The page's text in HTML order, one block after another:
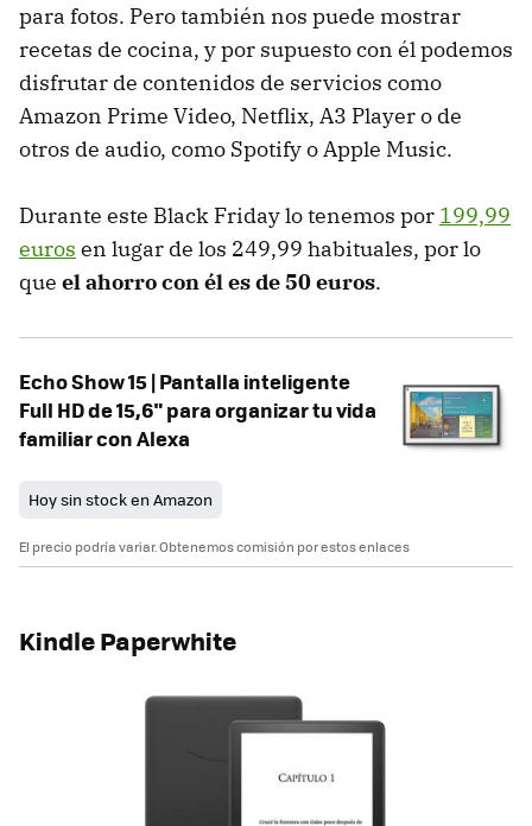
para fotos. Pero también nos puede mostrar
recetas de cocina, y por supuesto con él podemos
disfrutar de contenidos de servicios como
Amazon Prime Video, Netflix, A3 Player o de
otros de audio, como Spotify o Apple Music.
Durante este Black Friday lo tenemos por 199,99
euros en lugar de los 249,99 habituales, por lo
que el ahorro con él es de 50 euros.
Echo Show 15 | Pantalla inteligente
Full HD de 15,6" para organizar tu vida
familiar con Alexa
Hoy sin stock en Amazon
El precio podría variar. Obtenemos comisión por estos enlaces
Kindle Paperwhite